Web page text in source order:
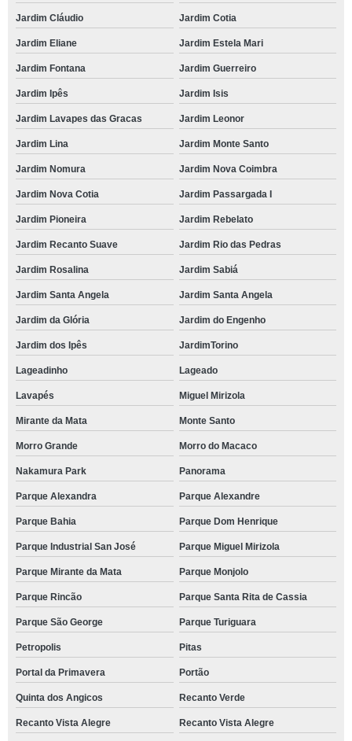
espaço para festa de debutante Ibirapuera
espaço de eventos reservar Embu das Artes
onde tem espaço para festa Jardim Mediterrâneo
espaço para festa reservar São Miguel
espaço para eventos corporativos Jardim Monte Santo
telefone de espaço para eventos Vila Gertrudes
espaço para eventos pequenos Jardim do Engenho
espaço de eventos endereço Santana
espaço para festa Altos de Caucaia
espaço para eventos endereço Parque Miguel Mirizola
telefone de espaço para festa de casamento Algarve
espaço para festa de debutante endereço Parque Rincão
espaço de eventos Vila Hortência
telefone de espaço para eventos empresariais Jardim Monte Santo
espaço para eventos empresariais reservar Arco-Verde
onde tem espaço para eventos pequenos Jardim Recanto Suave
onde tem espaço para eventos Lageadinho
onde tem espaço para festa de debutante Vila de São Fernando
espaço para confraternização de empresa endereço Cotia
telefone de espaço para festas de aniversário Jardim Belizario
telefone de espaço para confraternização Jardim Pioneira
onde tem espaço de eventos Jardim Araruama
Jardim Cláudio Jardim Cotia
Jardim Eliane Jardim Estela Mari
Jardim Fontana Jardim Guerreiro
Jardim Ipês Jardim Isis
Jardim Lavapes das Gracas Jardim Leonor
Jardim Lina Jardim Monte Santo
Jardim Nomura Jardim Nova Coimbra
Jardim Nova Cotia Jardim Passargada I
Jardim Pioneira Jardim Rebelato
Jardim Recanto Suave Jardim Rio das Pedras
Jardim Rosalina Jardim Sabiá
Jardim Santa Angela Jardim Santa Angela
Jardim da Glória Jardim do Engenho
Jardim dos Ipês JardimTorino
Lageadinho Lageado
Lavapés Miguel Mirizola
Mirante da Mata Monte Santo
Morro Grande Morro do Macaco
Nakamura Park Panorama
Parque Alexandra Parque Alexandre
Parque Bahia Parque Dom Henrique
Parque Industrial San José Parque Miguel Mirizola
Parque Mirante da Mata Parque Monjolo
Parque Rincão Parque Santa Rita de Cassia
Parque São George Parque Turiguara
Petropolis Pitas
Portal da Primavera Portão
Quinta dos Angicos Recanto Verde
Recanto Vista Alegre Recanto Vista Alegre